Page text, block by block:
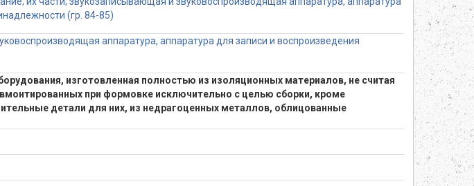
(гр. 84-85)
аппаратура, аппаратура для записи и воспроизведения
изготовленная полностью из изоляционных материалов, не считая
при формовке исключительно с целью сборки, кроме
детали для них, из недрагоценных металлов, облицованные